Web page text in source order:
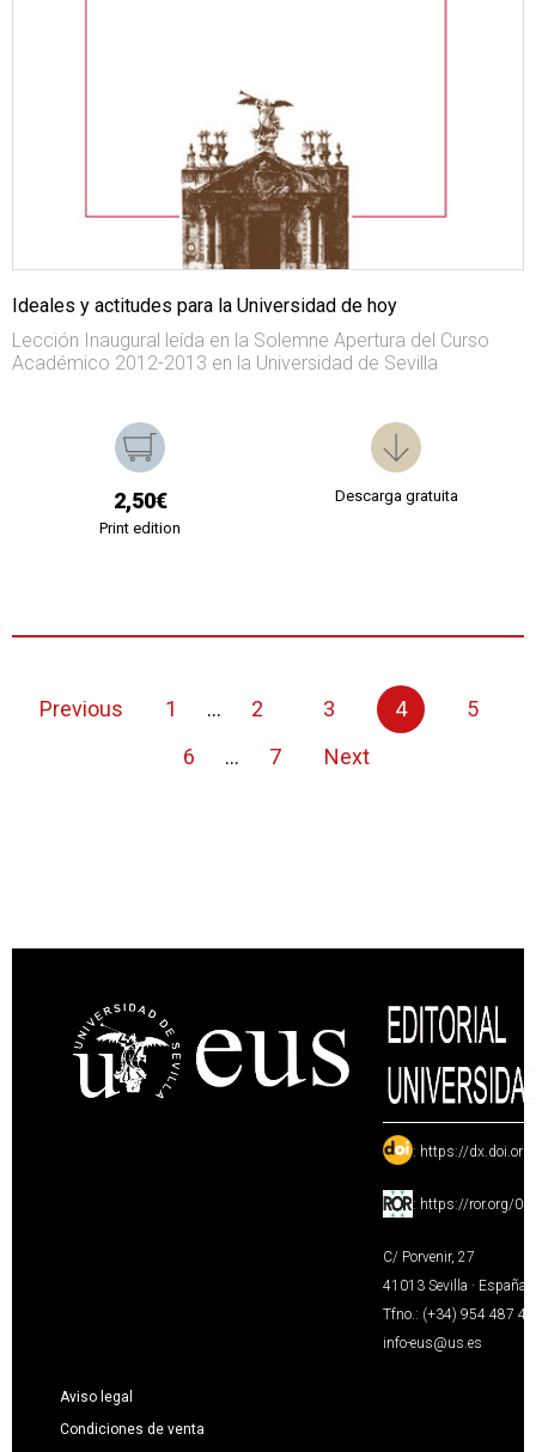
Ideales y actitudes para la Universidad de hoy
Lección Inaugural leída en la Solemne Apertura del Curso
Académico 2012-2013 en la Universidad de Sevilla
2,50€
Print edition
Descarga gratuita
Previous 1 ... 2 3 4
5
6
... 7 Next
: https://
: https://ror.org/
C/ Porvenir, 27
41013 Sevilla · España
Tfno.: (+34) 954 487
info-eus@us.es
Aviso legal
Condiciones de venta